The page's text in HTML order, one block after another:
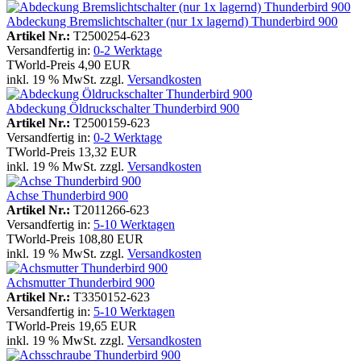
Abdeckung Bremslichtschalter (nur 1x lagernd) Thunderbird 900
Artikel Nr.: T2500254-623
Versandfertig in: 0-2 Werktage
TWorld-Preis 4,90 EUR
inkl. 19 % MwSt. zzgl. Versandkosten
Abdeckung Öldruckschalter Thunderbird 900
Artikel Nr.: T2500159-623
Versandfertig in: 0-2 Werktage
TWorld-Preis 13,32 EUR
inkl. 19 % MwSt. zzgl. Versandkosten
Achse Thunderbird 900
Artikel Nr.: T2011266-623
Versandfertig in: 5-10 Werktagen
TWorld-Preis 108,80 EUR
inkl. 19 % MwSt. zzgl. Versandkosten
Achsmutter Thunderbird 900
Artikel Nr.: T3350152-623
Versandfertig in: 5-10 Werktagen
TWorld-Preis 19,65 EUR
inkl. 19 % MwSt. zzgl. Versandkosten